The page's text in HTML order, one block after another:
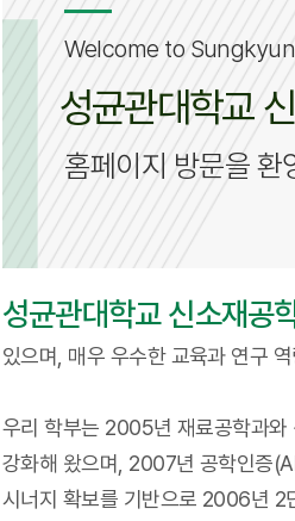
Welcome to
성균관대학교
홈페이지 방문을 환
성균관대학교 신소재공
있으며, 매우 우수한 교육과 연구
우리 학부는 2005년 재료공학과와
강화해 왔으며, 2007년 공학인증
시너지 확보를 기반으로 2006년 2